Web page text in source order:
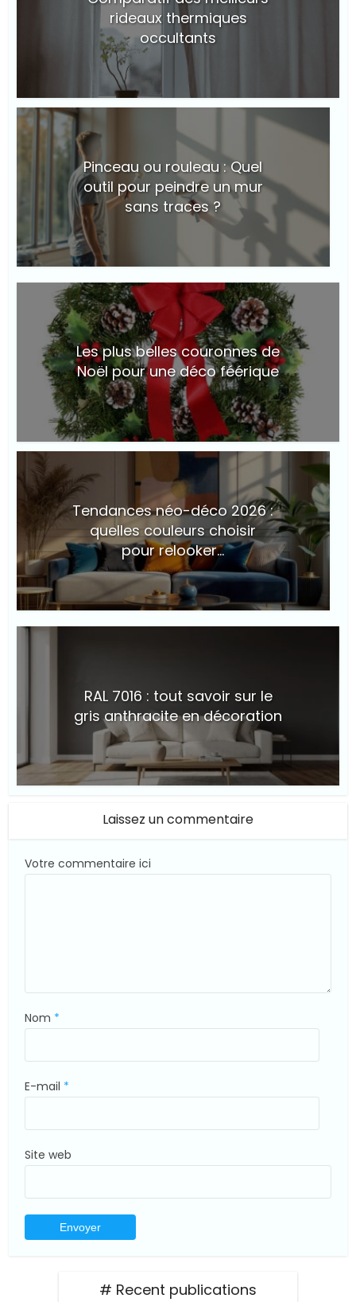
© Suite101
rideaux thermiques
occultants
Pinceau ou rouleau : Quel
outil pour peindre un mur
sans traces ?
© Suite101
Les plus belles couronnes de
Noël pour une déco féérique
Tendances néo-déco 2026 :
quelles couleurs choisir
pour relooker...
RAL 7016 : tout savoir sur le
gris anthracite en décoration
Laissez un commentaire
Votre commentaire ici
Nom *
E-mail *
Site web
# Recent publications